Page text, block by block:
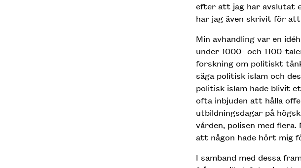
efter att jag har avslutat
har jag även skrivit för
Min avhandling var en
under 1000- och 1100-
forskning om politiskt
säga politisk islam och
politisk islam hade blivit
ofta inbjuden att hålla
utbildningsdagar på
vården, polisen med
att någon hade hört mig
I samband med dessa